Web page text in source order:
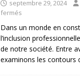
septembre 29, 2024
fermés
Dans un monde en
l’inclusion
de notre société. Entre
examinons les contours